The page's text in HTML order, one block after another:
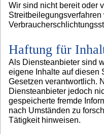
Wir sind nicht bereit oder
Streitbeilegungsverfahren
Haftung für
Als Diensteanbieter sind
eigene Inhalte auf diesen
Gesetzen verantwortlich.
Diensteanbieter jedoch
gespeicherte fremde
nach Umständen zu
Tätigkeit hinweisen.